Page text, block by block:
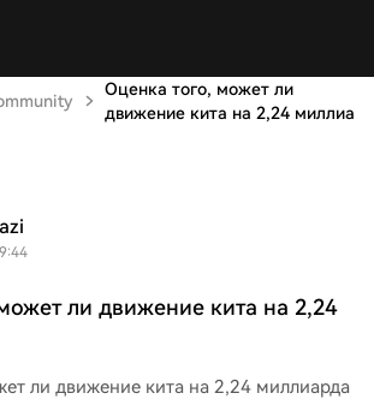
Оценка того, может ли
движение кита на 2,24 миллиа
ли движение кита на 2,24
ли движение кита на 2,24 миллиарда